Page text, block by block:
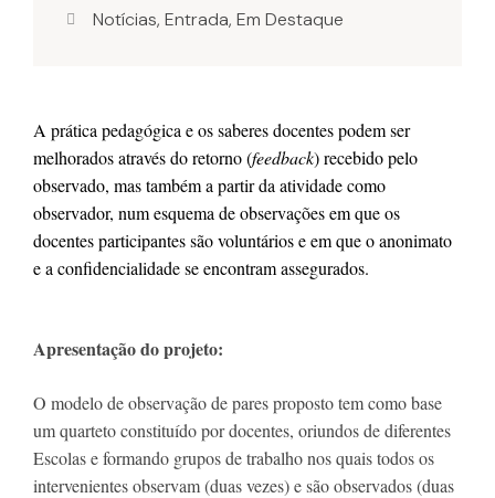
Notícias, Entrada, Em Destaque
A prática pedagógica e os saberes docentes podem ser
melhorados através do retorno (feedback) recebido pelo
observado, mas também a partir da atividade como
observador, num esquema de observações em que os
docentes participantes são voluntários e em que o anonimato
e a confidencialidade se encontram assegurados.
Apresentação do projeto:
O modelo de observação de pares proposto tem como base
um quarteto constituído por docentes, oriundos de diferentes
Escolas e formando grupos de trabalho nos quais todos os
intervenientes observam (duas vezes) e são observados (duas